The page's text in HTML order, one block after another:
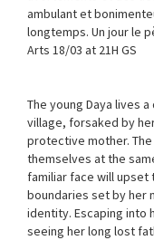
ambulant et
longtemps. Un jour le
Arts 18/03 at 21H GS
The young Daya lives
village, forsaked by
protective mother.
themselves at the
familiar face will upset
boundaries set by her
identity. Escaping into
seeing her long lost